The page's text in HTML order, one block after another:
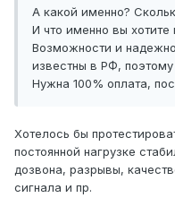
А какой именно?
И что именно вы хотите
Возможности и
известны в РФ,
Нужна 100% оплата,
Хотелось бы
постоянной нагрузке
дозвона, разрывы,
сигнала и пр.